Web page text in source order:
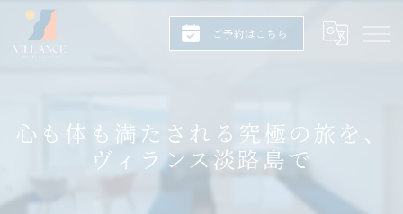
ご予約はこちら
心も体も満たされる究極の旅を、
ヴィランス淡路島で